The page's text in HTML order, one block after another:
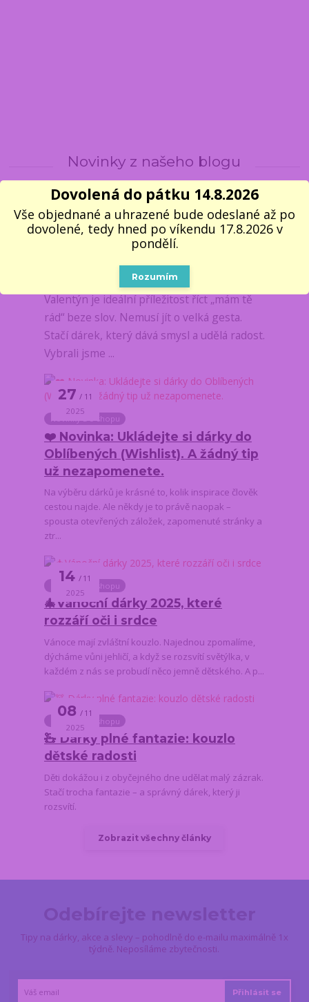
Novinky z našeho blogu
24 01
2026
Novinky z e-shopu
❤️ Valentýn se blíží. Dárek z
lásky máte na dosah
Valentýn je ideální příležitost říct „mám tě
rád“ beze slov. Nemusí jít o velká gesta.
Stačí dárek, který dává smysl a udělá radost.
Vybrali jsme ...
27 11
2025
Novinky z e-shopu
❤️ Novinka: Ukládejte si dárky do
Oblíbených (Wishlist). A žádný tip
už nezapomenete.
Na výběru dárků je krásné to, kolik inspirace člověk
cestou najde. Ale někdy je to právě naopak –
spousta otevřených záložek, zapomenuté stránky a
ztr...
14 11
2025
Novinky z e-shopu
🎄Vánoční dárky 2025, které
rozzáří oči i srdce
Vánoce mají zvláštní kouzlo. Najednou zpomalíme,
dýcháme vůni jehličí, a když se rozsvítí světýlka, v
každém z nás se probudí něco jemně dětského. A p...
08 11
2025
Novinky z e-shopu
🧸 Dárky plné fantazie: kouzlo
dětské radosti
Děti dokážou i z obyčejného dne udělat malý zázrak.
Stačí trocha fantazie – a správný dárek, který ji
rozsvítí.
Zobrazit všechny články
Tipy na dárky, akce a slevy – pohodlně do e-mailu maximálně 1x
týdně. Neposíláme zbytečnosti.
Přihlásit se
Dovolená do pátku 14.8.2026
Vše objednané a uhrazené bude odeslané až po
dovolené, tedy hned po víkendu 17.8.2026 v
pondělí.
Rozumím